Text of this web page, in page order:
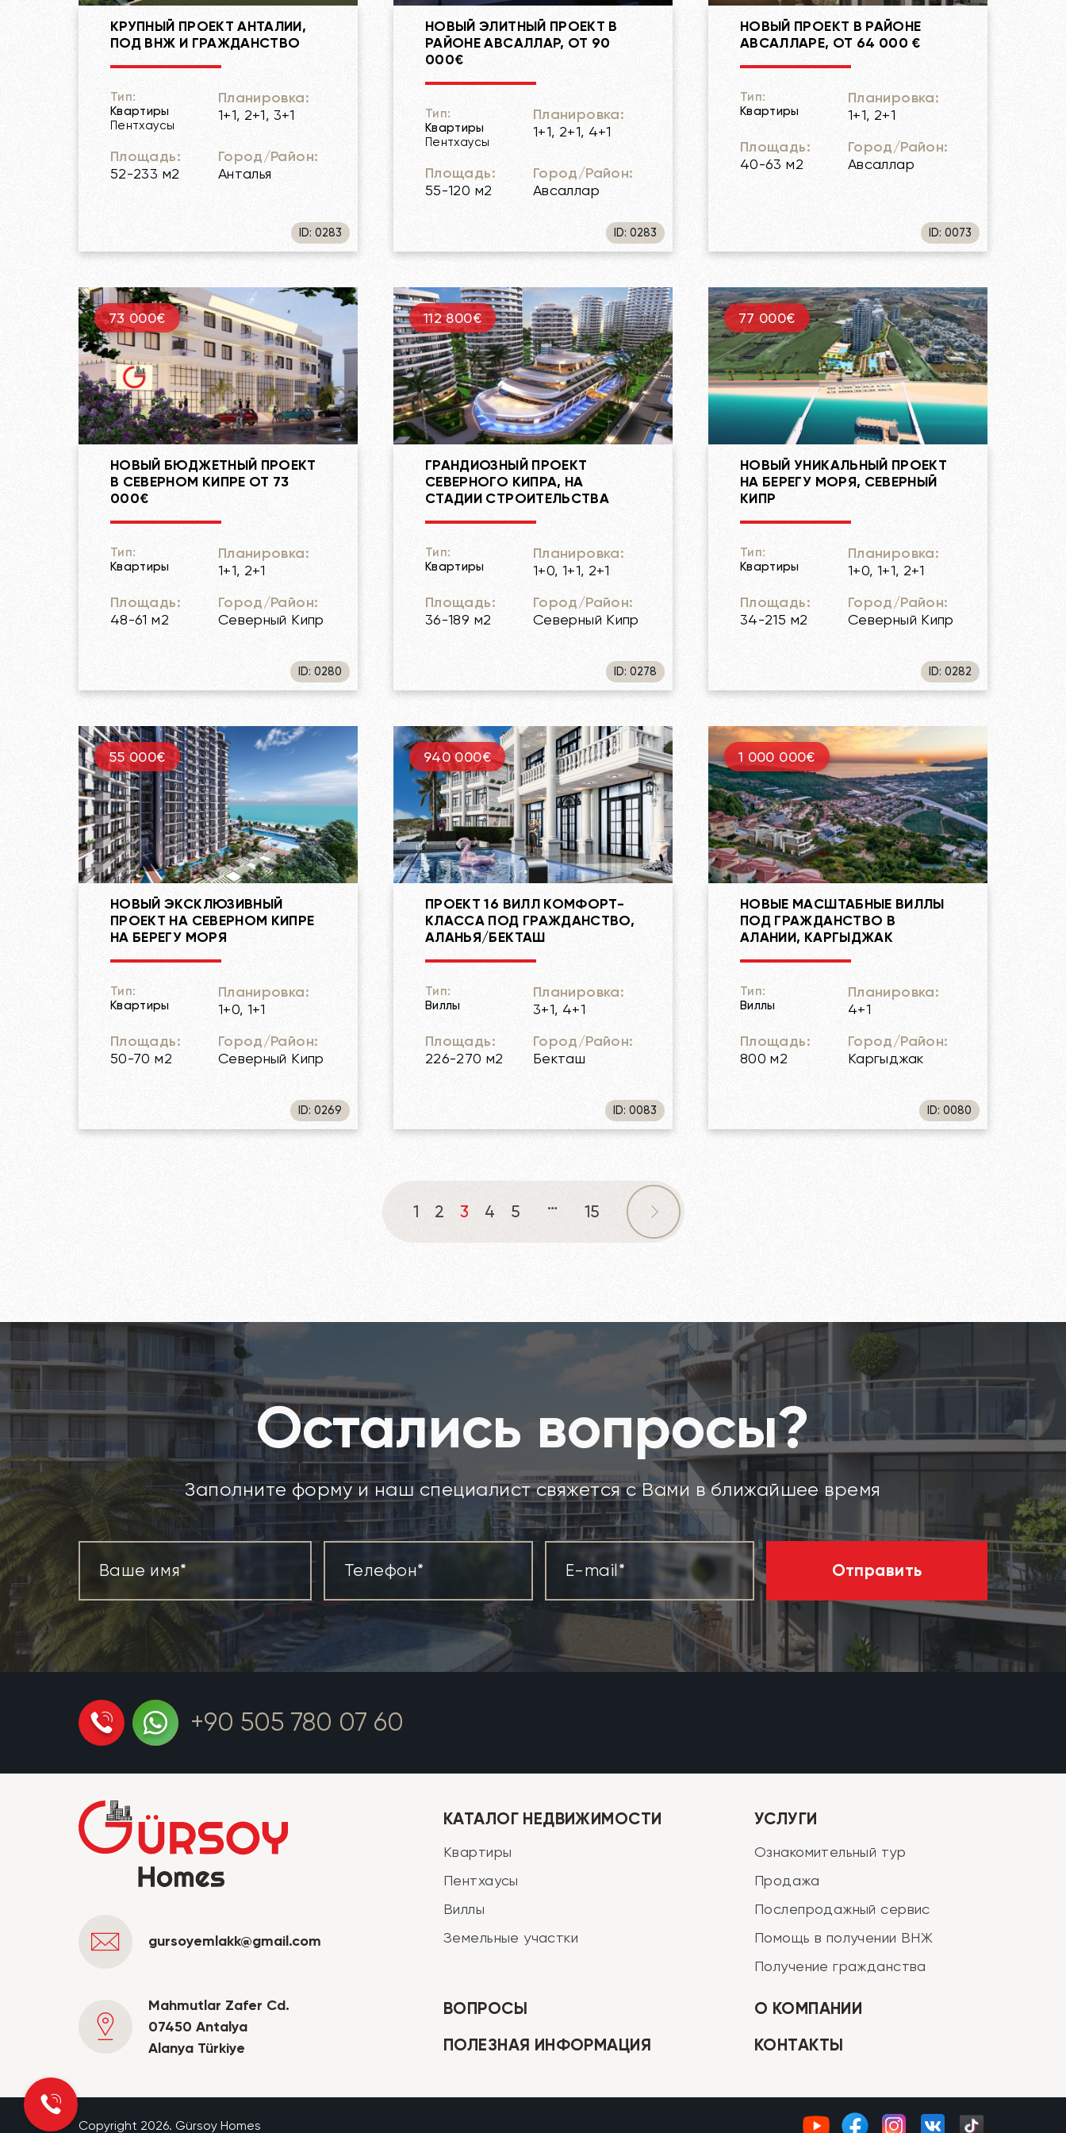
КРУПНЫЙ ПРОЕКТ АНТАЛИИ,
ПОД ВНЖ И ГРАЖДАНСТВО
Тип:
Квартиры
Пентхаусы
Планировка:
1+1, 2+1, 3+1
Площадь:
52-233 м2
Город/Район:
Анталья
ID: 0283
НОВЫЙ ЭЛИТНЫЙ ПРОЕКТ В
РАЙОНЕ АВСАЛЛАР, ОТ 90
000€
Тип:
Квартиры
Пентхаусы
Планировка:
1+1, 2+1, 4+1
Площадь:
55-120 м2
Город/Район:
Авсаллар
ID: 0283
НОВЫЙ ПРОЕКТ В РАЙОНЕ
АВСАЛЛАРЕ, ОТ 64 000 €
Тип:
Квартиры
Планировка:
1+1, 2+1
Площадь:
40-63 м2
Город/Район:
Авсаллар
ID: 0073
73 000€
НОВЫЙ БЮДЖЕТНЫЙ ПРОЕКТ
В СЕВЕРНОМ КИПРЕ ОТ 73
000€
Тип:
Квартиры
Планировка:
1+1, 2+1
Площадь:
48-61 м2
Город/Район:
Северный Кипр
ID: 0280
112 800€
ГРАНДИОЗНЫЙ ПРОЕКТ
СЕВЕРНОГО КИПРА, НА
СТАДИИ СТРОИТЕЛЬСТВА
Тип:
Квартиры
Планировка:
1+0, 1+1, 2+1
Площадь:
36-189 м2
Город/Район:
Северный Кипр
ID: 0278
77 000€
НОВЫЙ УНИКАЛЬНЫЙ ПРОЕКТ
НА БЕРЕГУ МОРЯ, СЕВЕРНЫЙ
КИПР
Тип:
Квартиры
Планировка:
1+0, 1+1, 2+1
Площадь:
34-215 м2
Город/Район:
Северный Кипр
ID: 0282
55 000€
НОВЫЙ ЭКСКЛЮЗИВНЫЙ
ПРОЕКТ НА СЕВЕРНОМ КИПРЕ
НА БЕРЕГУ МОРЯ
Тип:
Квартиры
Планировка:
1+0, 1+1
Площадь:
50-70 м2
Город/Район:
Северный Кипр
ID: 0269
940 000€
ПРОЕКТ 16 ВИЛЛ КОМФОРТ-
КЛАССА ПОД ГРАЖДАНСТВО,
АЛАНЬЯ/БЕКТАШ
Тип:
Виллы
Планировка:
3+1, 4+1
Площадь:
226-270 м2
Город/Район:
Бекташ
ID: 0083
1 000 000€
НОВЫЕ МАСШТАБНЫЕ ВИЛЛЫ
ПОД ГРАЖДАНСТВО В
АЛАНИИ, КАРГЫДЖАК
Тип:
Виллы
Планировка:
4+1
Площадь:
800 м2
Город/Район:
Каргыджак
ID: 0080
1 2 3 4 5 … 15
Остались вопросы?
Заполните форму и наш специалист свяжется с Вами в ближайшее время
Отправить
+90 505 780 07 60
gursoyemlakk@gmail.com
Mahmutlar Zafer Cd.
07450 Antalya
Alanya Türkiye
КАТАЛОГ НЕДВИЖИМОСТИ
Квартиры
Пентхаусы
Виллы
Земельные участки
УСЛУГИ
Ознакомительный тур
Продажа
Послепродажный сервис
Помощь в получении ВНЖ
Получение гражданства
ВОПРОСЫ
О КОМПАНИИ
ПОЛЕЗНАЯ ИНФОРМАЦИЯ
КОНТАКТЫ
Copyright 2026. Gürsoy Homes